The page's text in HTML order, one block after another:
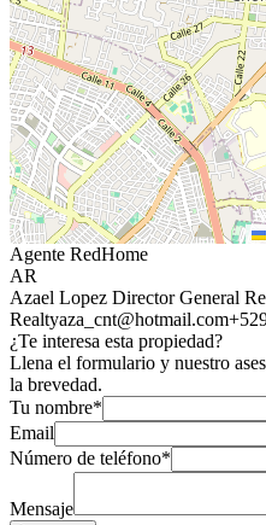
Agente RedHome
AR
Azael Lopez Director General
Realtyaza_cnt@hotmail.com
¿Te interesa esta propiedad?
Llena el formulario y nuestro
la brevedad.
Tu nombre*
Email
Número de teléfono*
Mensaje